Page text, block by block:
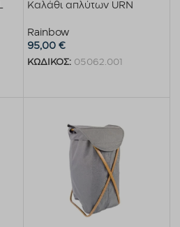
Καλάθι απλύτων URN
Rainbow
95,00€
ΚΩΔΙΚΟΣ: 05062.001